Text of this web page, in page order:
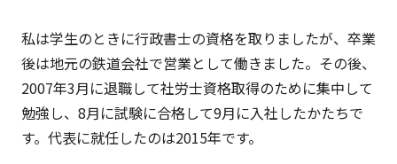
私は学生のときに行政書士の資格を取りましたが、卒業
後は地元の鉄道会社で営業として働きました。その後、
2007年3月に退職して社労士資格取得のために集中して
勉強し、8月に試験に合格して9月に入社したかたちで
す。代表に就任したのは2015年です。